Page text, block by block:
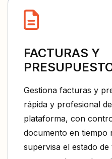
FACTURAS Y
Gestiona facturas y
rápida y profesional
plataforma, con
documento en tiempo
supervisa el estado